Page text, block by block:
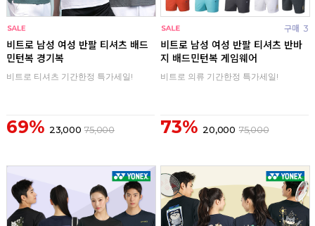
비트로 남성 여성 반팔 티셔츠 배드
민턴복 경기복
비트로 티셔츠 기간한정 특가세일!
69% 23,000 75,000
구매 3
비트로 남성 여성 반팔 티셔츠 반바
지 배드민턴복 게임웨어
비트로 의류 기간한정 특가세일!
73% 20,000 75,000